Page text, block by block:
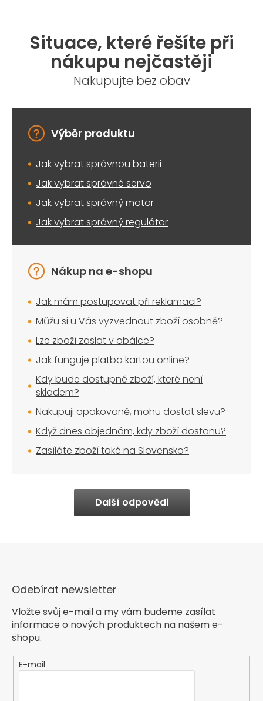
Situace, které řešíte při
nákupu nejčastěji
Nakupujte bez obav
Výběr produktu
Jak vybrat správnou baterii
Jak vybrat správné servo
Jak vybrat správný motor
Jak vybrat správný regulátor
Nákup na e-shopu
Jak mám postupovat při reklamaci?
Můžu si u Vás vyzvednout zboží osobně?
Lze zboží zaslat v obálce?
Jak funguje platba kartou online?
Kdy bude dostupné zboží, které není
skladem?
Nakupuji opakovaně, mohu dostat slevu?
Když dnes objednám, kdy zboží dostanu?
Zasíláte zboží také na Slovensko?
Další odpovědi
Odebírat newsletter
Vložte svůj e-mail a my vám budeme zasílat
informace o nových produktech na našem e-
shopu.
E-mail